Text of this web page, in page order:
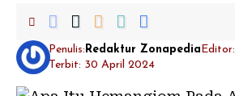
Penulis:Redaktur ZonapediaEditor:
Terbit: 30 April 2024